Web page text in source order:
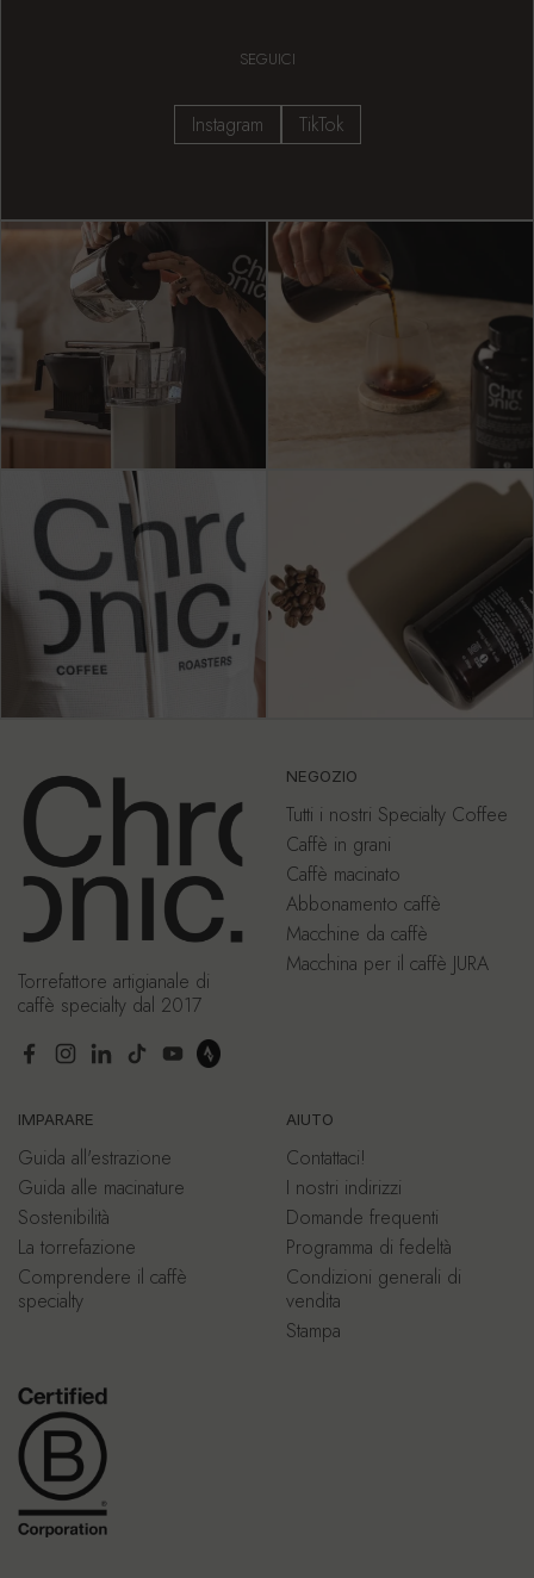
SEGUICI
Instagram TikTok
Torrefattore artigianale di
caffè specialty dal 2017
FacebookInstagram
LinkedIn
TikTokYouTube
NEGOZIO
Tutti i nostri Specialty Coffee
Caffè in grani
Caffè macinato
Abbonamento caffè
Macchine da caffè
Macchina per il caffè JURA
IMPARARE
Guida all'estrazione
Guida alle macinature
Sostenibilità
La torrefazione
Comprendere il caffè
specialty
AIUTO
Contattaci!
I nostri indirizzi
Domande frequenti
Programma di fedeltà
Condizioni generali di
vendita
Stampa